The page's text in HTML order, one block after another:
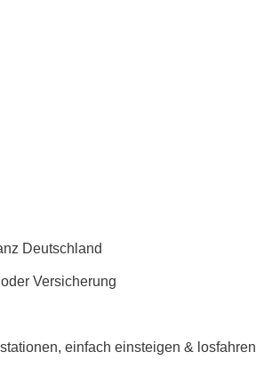
Deutschland
Versicherung
einfach einsteigen & losfahren